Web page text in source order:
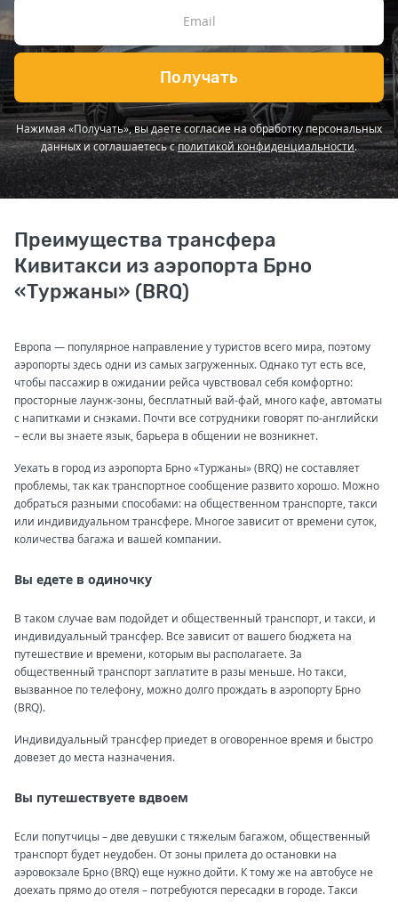
Получать
Нажимая «Получать», вы даете согласие на обработку персональных
данных и соглашаетесь сполитикой конфиденциальности.
Преимущества трансфера
Кивитакси из аэропорта Брно
«Туржаны» (BRQ)
Европа — популярное направление у туристов всего мира, поэтому
аэропорты здесь одни из самых загруженных. Однако тут есть все,
чтобы пассажир в ожидании рейса чувствовал себя комфортно:
просторные лаунж-зоны, бесплатный вай-фай, много кафе, автоматы
с напитками и снэками. Почти все сотрудники говорят по-английски
– если вы знаете язык, барьера в общении не возникнет.
Уехать в город из аэропорта Брно «Туржаны» (BRQ) не составляет
проблемы, так как транспортное сообщение развито хорошо. Можно
добраться разными способами: на общественном транспорте, такси
или индивидуальном трансфере. Многое зависит от времени суток,
количества багажа и вашей компании.
Вы едете в одиночку
В таком случае вам подойдет и общественный транспорт, и такси, и
индивидуальный трансфер. Все зависит от вашего бюджета на
путешествие и времени, которым вы располагаете. За
общественный транспорт заплатите в разы меньше. Но такси,
вызванное по телефону, можно долго прождать в аэропорту Брно
(BRQ).
Индивидуальный трансфер приедет в оговоренное время и быстро
довезет до места назначения.
Вы путешествуете вдвоем
Если попутчицы – две девушки с тяжелым багажом, общественный
транспорт будет неудобен. От зоны прилета до остановки на
аэровокзале Брно (BRQ) еще нужно дойти. К тому же на автобусе не
доехать прямо до отеля – потребуются пересадки в городе. Такси